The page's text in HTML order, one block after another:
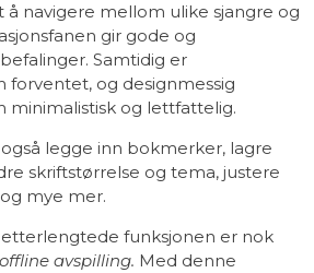
navigere mellom ulike sjangre og
gir gode og
Samtidig er
forventet, og designmessig
minimalistisk og lettfattelig.
legge inn bokmerker, lagre
skriftstørrelse og tema, justere
mye mer.
funksjonen er nok
offline avspilling. Med denne